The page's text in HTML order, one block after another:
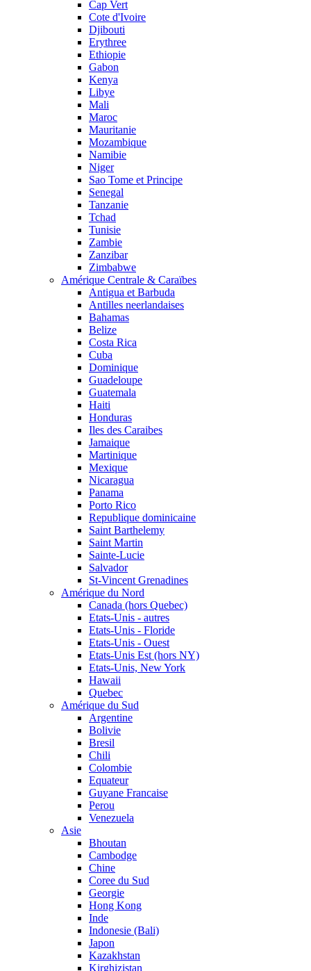
Cap Vert
Cote d'Ivoire
Djibouti
Erythree
Ethiopie
Gabon
Kenya
Libye
Mali
Maroc
Mauritanie
Mozambique
Namibie
Niger
Sao Tome et Principe
Senegal
Tanzanie
Tchad
Tunisie
Zambie
Zanzibar
Zimbabwe
Amérique Centrale & Caraïbes
Antigua et Barbuda
Antilles neerlandaises
Bahamas
Belize
Costa Rica
Cuba
Dominique
Guadeloupe
Guatemala
Haiti
Honduras
Iles des Caraibes
Jamaique
Martinique
Mexique
Nicaragua
Panama
Porto Rico
Republique dominicaine
Saint Barthelemy
Saint Martin
Sainte-Lucie
Salvador
St-Vincent Grenadines
Amérique du Nord
Canada (hors Quebec)
Etats-Unis - autres
Etats-Unis - Floride
Etats-Unis - Ouest
Etats-Unis Est (hors NY)
Etats-Unis, New York
Hawaii
Quebec
Amérique du Sud
Argentine
Bolivie
Bresil
Chili
Colombie
Equateur
Guyane Francaise
Perou
Venezuela
Asie
Bhoutan
Cambodge
Chine
Coree du Sud
Georgie
Hong Kong
Inde
Indonesie (Bali)
Japon
Kazakhstan
Kirghizistan